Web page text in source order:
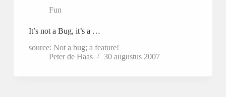
Fun
It’s not a Bug, it’s a …
source: Not a bug; a feature!
Peter de Haas
30 augustus 2007